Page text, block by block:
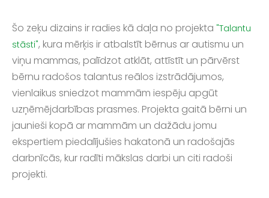
Šo zeķu dizains ir radies kā daļa no projekta "Talantu
stāsti", kura mērķis ir atbalstīt bērnus ar autismu un
viņu mammas, palīdzot atklāt, attīstīt un pārvērst
bērnu radošos talantus reālos izstrādājumos,
vienlaikus sniedzot mammām iespēju apgūt
uzņēmējdarbības prasmes. Projekta gaitā bērni un
jaunieši kopā ar mammām un dažādu jomu
ekspertiem piedalījušies hakatonā un radošajās
darbnīcās, kur radīti mākslas darbi un citi radoši
projekti.